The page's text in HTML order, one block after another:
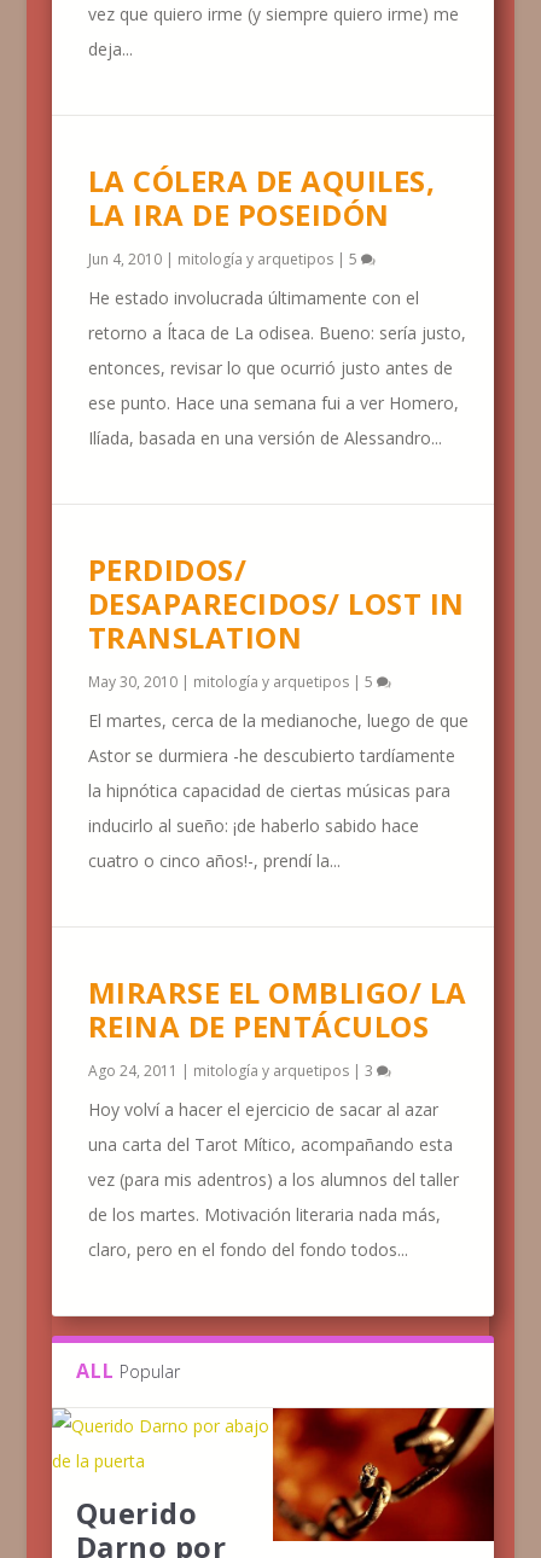
vez que quiero irme (y siempre quiero irme) me
deja...
LA CÓLERA DE AQUILES,
LA IRA DE POSEIDÓN
Jun 4, 2010| mitología y arquetipos| 5
He estado involucrada últimamente con el
retorno a Ítaca de La odisea. Bueno: sería justo,
entonces, revisar lo que ocurrió justo antes de
ese punto. Hace una semana fui a ver Homero,
Ilíada, basada en una versión de Alessandro...
PERDIDOS/
DESAPARECIDOS/ LOST IN
TRANSLATION
May 30, 2010| mitología y arquetipos| 5
El martes, cerca de la medianoche, luego de que
Astor se durmiera -he descubierto tardíamente
la hipnótica capacidad de ciertas músicas para
inducirlo al sueño: ¡de haberlo sabido hace
cuatro o cinco años!-, prendí la...
MIRARSE EL OMBLIGO/ LA
REINA DE PENTÁCULOS
Ago 24, 2011 | mitología y arquetipos| 3
Hoy volví a hacer el ejercicio de sacar al azar
una carta del Tarot Mítico, acompañando esta
vez (para mis adentros) a los alumnos del taller
de los martes. Motivación literaria nada más,
claro, pero en el fondo del fondo todos...
ALL Popular
Querido
Darno por